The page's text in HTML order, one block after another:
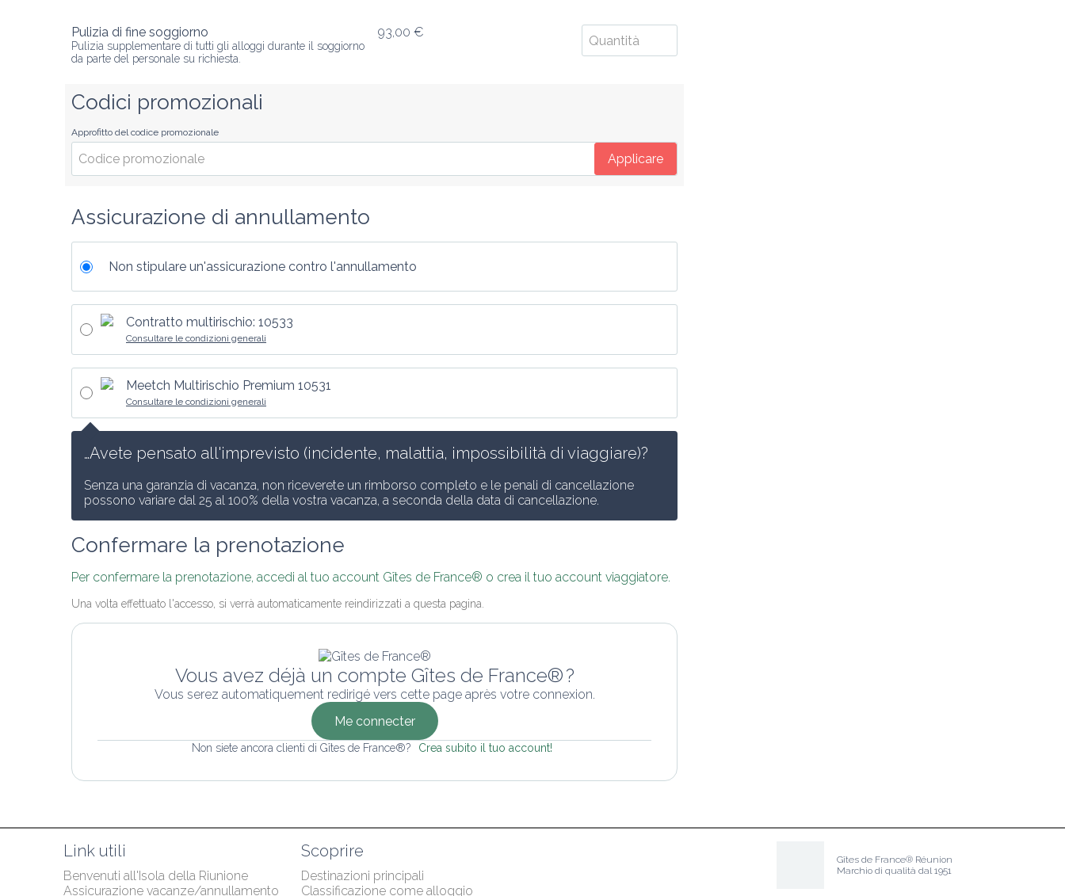
Pulizia di fine soggiorno
Pulizia supplementare di tutti gli alloggi durante il soggiorno
da parte del personale su richiesta.
93,00 €
Codici promozionali
Approfitto del codice promozionale
Applicare
Assicurazione di annullamento
Non stipulare un'assicurazione contro l'annullamento
Contratto multirischio: 10533
Consultare le condizioni generali
Meetch Multirischio Premium 10531
Consultare le condizioni generali
…Avete pensato all'imprevisto (incidente, malattia, impossibilità di viaggiare)?
Senza una garanzia di vacanza, non riceverete un rimborso completo e le penali di cancellazione
possono variare dal 25 al 100% della vostra vacanza, a seconda della data di cancellazione.
Confermare la prenotazione
Per confermare la prenotazione, accedi al tuo account Gîtes de France® o crea il tuo account viaggiatore.
Una volta effettuato l'accesso, si verrà automaticamente reindirizzati a questa pagina.
Vous avez déjà un compte Gîtes de France® ?
Vous serez automatiquement redirigé vers cette page après votre connexion.
Me connecter
Non siete ancora clienti di Gîtes de France®? Crea subito il tuo account!
Link utili
Benvenuti all'Isola della Riunione
Assicurazione vacanze/annullamento
Scoprire
Destinazioni principali
Classificazione come alloggio
Gîtes de France® Réunion
Marchio di qualità dal 1951